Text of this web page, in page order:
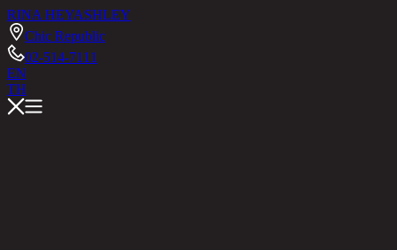
RINA HEYASHLEY
Chic Republic
02-514-7111
EN
TH